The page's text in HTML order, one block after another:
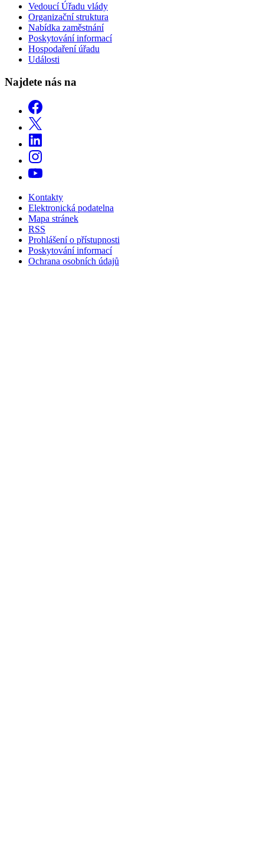
Vedoucí Úřadu vlády
Organizační struktura
Nabídka zaměstnání
Poskytování informací
Hospodaření úřadu
Události
Najdete nás na
Kontakty
Elektronická podatelna
Mapa stránek
RSS
Prohlášení o přístupnosti
Poskytování informací
Ochrana osobních údajů